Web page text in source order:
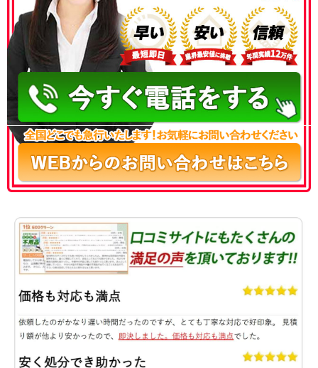
050-3186-4780